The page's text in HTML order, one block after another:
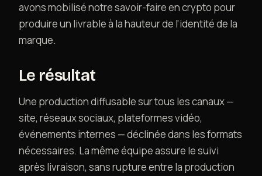
avons mobilisé notre savoir-faire en crypto pour
produire un livrable à la hauteur de l'identité de la
marque.
Le résultat
Une production diffusable sur tous les canaux —
site, réseaux sociaux, plateformes vidéo,
événements internes — déclinée dans les formats
nécessaires. La même équipe assure le suivi
après livraison, sans rupture entre la production